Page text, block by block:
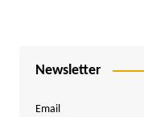
Newsletter
Email